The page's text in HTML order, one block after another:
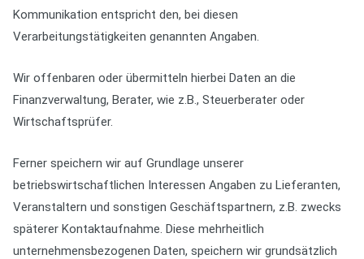
Kommunikation entspricht den, bei diesen
Verarbeitungstätigkeiten genannten Angaben.
Wir offenbaren oder übermitteln hierbei Daten an die
Finanzverwaltung, Berater, wie z.B., Steuerberater oder
Wirtschaftsprüfer.
Ferner speichern wir auf Grundlage unserer
betriebswirtschaftlichen Interessen Angaben zu Lieferanten,
Veranstaltern und sonstigen Geschäftspartnern, z.B. zwecks
späterer Kontaktaufnahme. Diese mehrheitlich
unternehmensbezogenen Daten, speichern wir grundsätzlich